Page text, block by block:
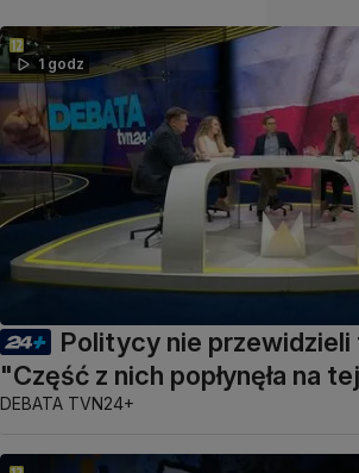
1 godz
Politycy nie przewidzieli
"Część z nich popłynęła na
DEBATA TVN24+